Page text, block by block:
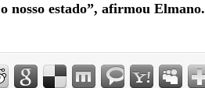
nosso estado”, afirmou Elmano.